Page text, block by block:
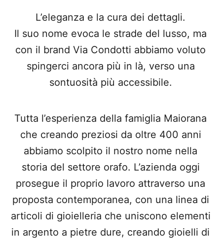
L’eleganza e la cura dei dettagli.
Il suo nome evoca le strade del lusso, ma
con il brand Via Condotti abbiamo voluto
spingerci ancora più in là, verso una
sontuosità più accessibile.
Tutta l’esperienza della famiglia Maiorana
che creando preziosi da oltre 400 anni
abbiamo scolpito il nostro nome nella
storia del settore orafo. L’azienda oggi
prosegue il proprio lavoro attraverso una
proposta contemporanea, con una linea di
articoli di gioielleria che uniscono elementi
in argento a pietre dure, creando gioielli di